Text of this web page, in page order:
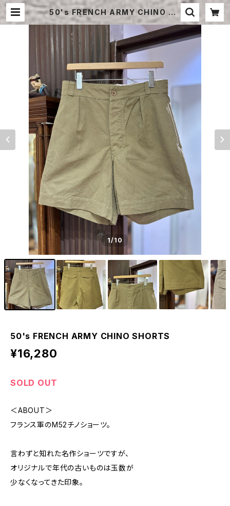
50's FRENCH ARMY CHINO SH
ORTS | STRAYSHEEP ONLINE
1/10
50's FRENCH ARMY CHINO SHORTS
¥16,280
SOLD OUT
＜ABOUT＞
フランス軍のM52チノショーツ。
言わずと知れた名作ショーツですが、
オリジナルで年代の古いものは玉数が
少なくなってきた印象。